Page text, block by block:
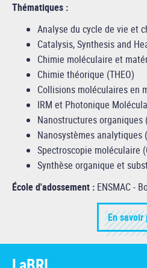
Thématiques :
Analyse du cycle de vie et
Catalysis, Synthesis and
Chimie moléculaire et
Chimie théorique (THEO)
Collisions moléculaires en
IRM et Photonique
Nanostructures organiques
Nanosystèmes analytiques
Spectroscopie moléculaire
Synthèse organique et
École d'adossement : ENSMAC -
En savoir